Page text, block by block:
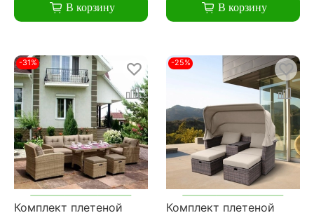
В корзину В корзину
-31%
Комплект плетеной
-25%
Комплект плетеной